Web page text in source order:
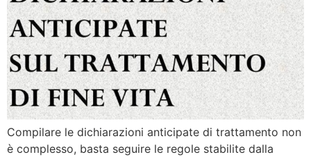
Compilare le dichiarazioni anticipate di trattamento non
è complesso, basta seguire le regole stabilite dalla